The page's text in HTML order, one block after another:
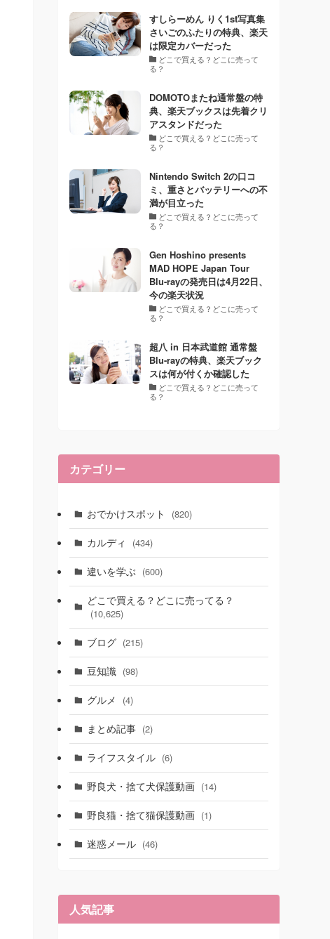
すしらーめん りく1st写真集
さいごのふたりの特典、楽天
は限定カバーだった
どこで買える？どこに売って
る？
DOMOTOまたね通常盤の特
典、楽天ブックスは先着クリ
アスタンドだった
どこで買える？どこに売って
る？
Nintendo Switch 2の口コ
ミ、重さとバッテリーへの不
満が目立った
どこで買える？どこに売って
る？
Gen Hoshino presents
MAD HOPE Japan Tour
Blu-rayの発売日は4月22日、
今の楽天状況
どこで買える？どこに売って
る？
超八 in 日本武道館 通常盤
Blu-rayの特典、楽天ブック
スは何が付くか確認した
どこで買える？どこに売って
る？
カテゴリー
おでかけスポット (820)
カルディ (434)
違いを学ぶ (600)
どこで買える？どこに売ってる？
(10,625)
ブログ (215)
豆知識 (98)
グルメ (4)
まとめ記事 (2)
ライフスタイル (6)
野良犬・捨て犬保護動画 (14)
野良猫・捨て猫保護動画 (1)
迷惑メール (46)
人気記事